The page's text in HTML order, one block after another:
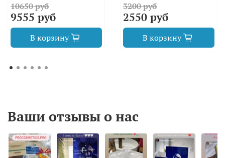
10650 руб
9555 руб
В корзину
3200 руб
2550 руб
В корзину
Ваши отзывы о нас